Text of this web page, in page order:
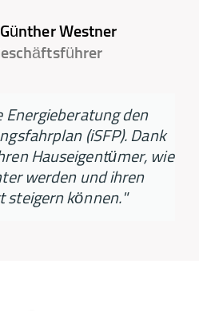
Energieberatung den
(iSFP). Dank
Hauseigentümer, wie
werden und ihren
steigern können."
Günther Westner